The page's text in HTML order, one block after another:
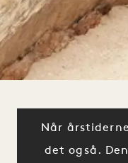
Når
det også.